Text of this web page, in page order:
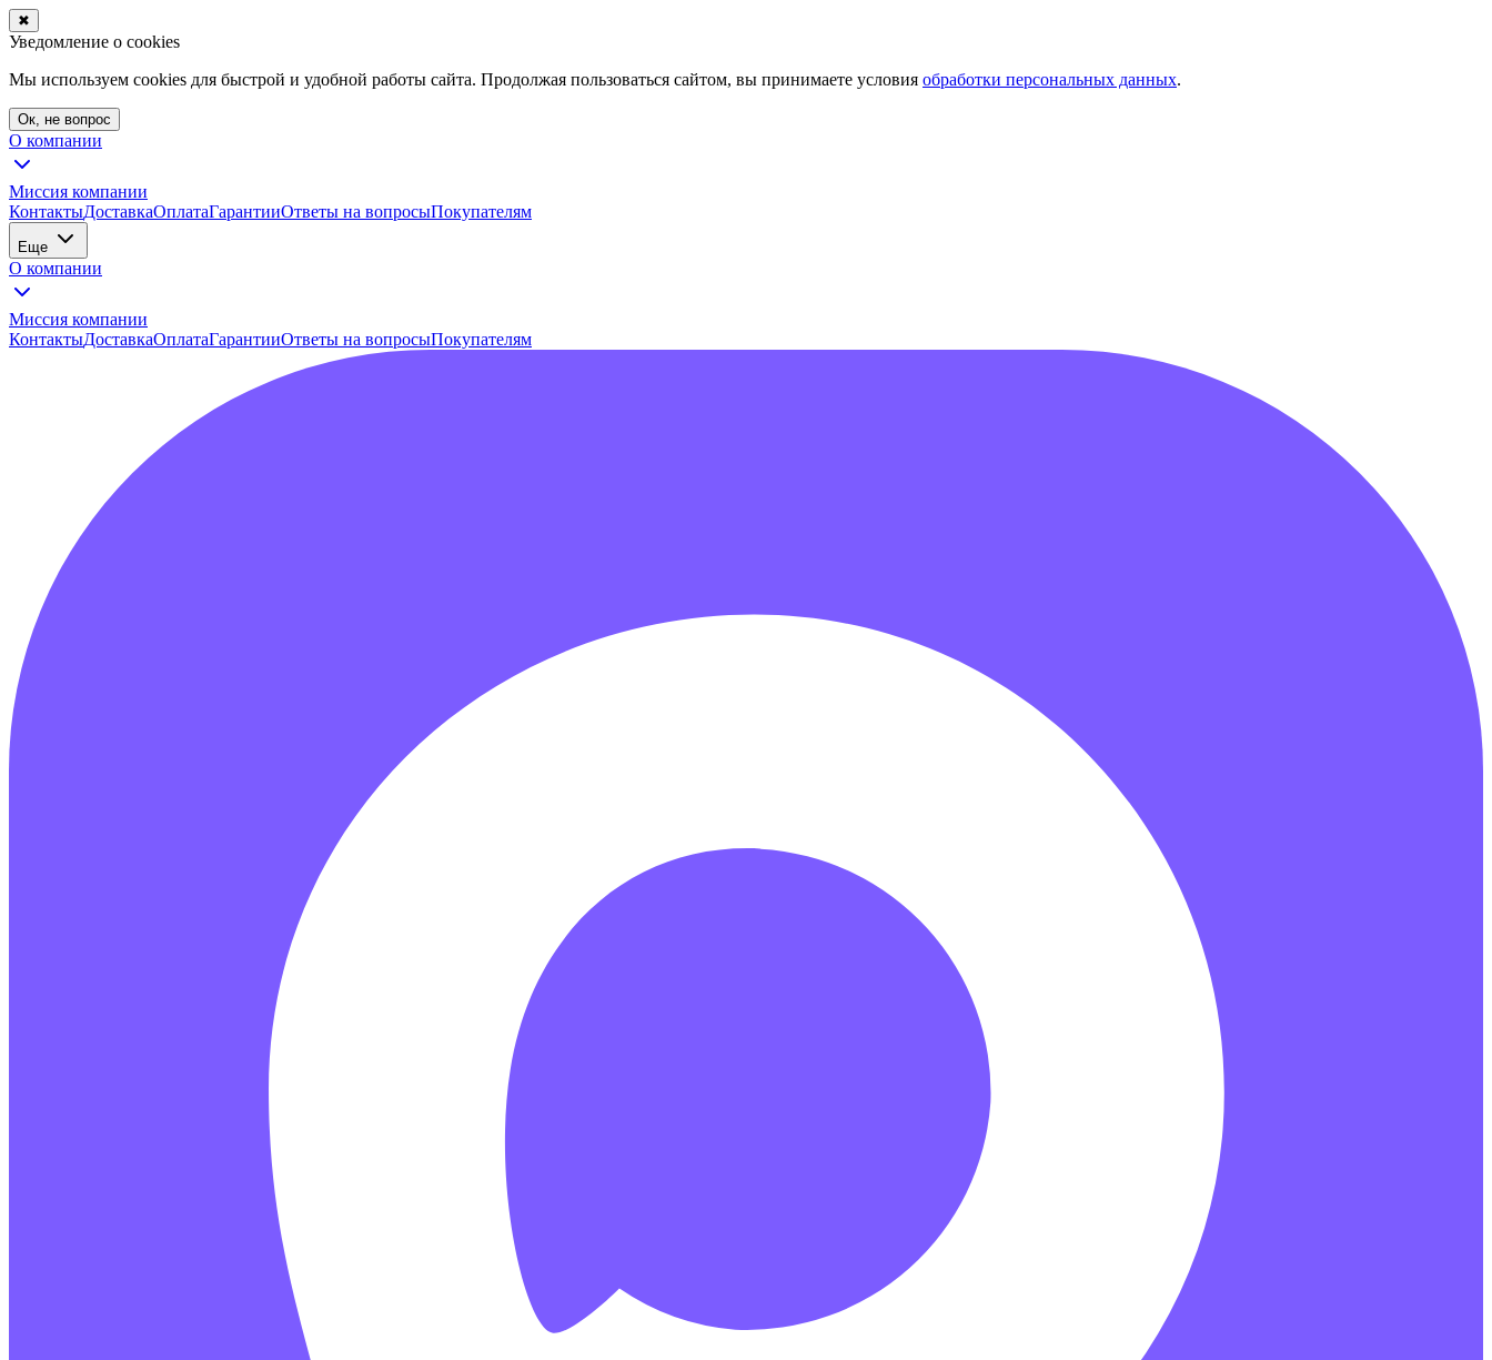
✖
Уведомление о cookies
Мы используем cookies для быстрой и удобной работы сайта. Продолжая пользоваться сайтом, вы принимаете условия обработки персональных данных.
Ок, не вопрос
О компании
Миссия компании
КонтактыДоставкаОплатаГарантииОтветы на вопросыПокупателям
Еще
О компании
Миссия компании
КонтактыДоставкаОплатаГарантииОтветы на вопросыПокупателям